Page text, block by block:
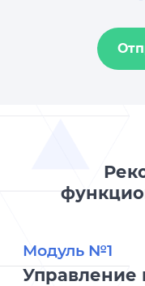
Модуль №1
Управление